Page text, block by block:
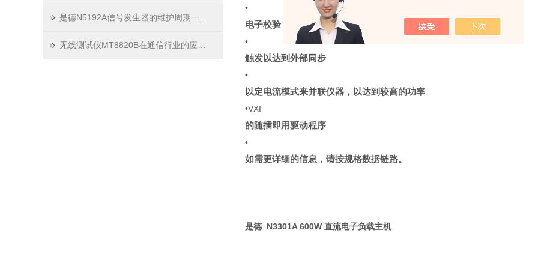
•
电子校验
•
触发以达到外部同步
•
以定电流模式来并联仪器，以达到较高的功率
•VXI
的随插即用驱动程序
•
如需更详细的信息，请按规格数据链路。
是德 N3301A 600W 直流电子负载主机